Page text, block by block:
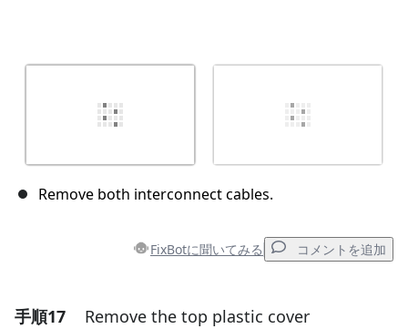
Remove both interconnect cables.
FixBotに聞いてみる コメントを追加
コメントを追加
手順17 Remove the top plastic cover